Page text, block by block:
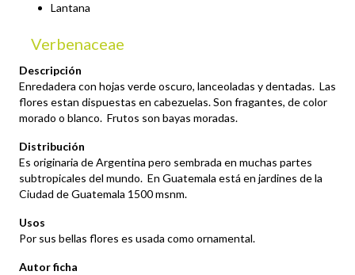
Lantana
Verbenaceae
Descripción
Enredadera con hojas verde oscuro, lanceoladas y dentadas. Las
flores estan dispuestas en cabezuelas. Son fragantes, de color
morado o blanco. Frutos son bayas moradas.
Distribución
Es originaria de Argentina pero sembrada en muchas partes
subtropicales del mundo. En Guatemala está en jardines de la
Ciudad de Guatemala 1500 msnm.
Usos
Por sus bellas flores es usada como ornamental.
Autor ficha